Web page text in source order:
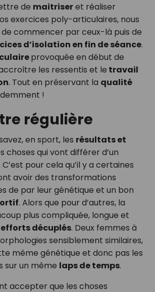
de maitriseret réaliser
exercices poly-articulaires, nous
de commencer par ceux-là puis de
d’isolation en fin de séance.
provoquée en début de
les ressentis et le travail
. Tout en préservant la qualité
!
régulière
en sport, les résultats et
choses qui vont différer d’un
C’est pour cela qu’il y a certaines
avoir des transformations
de par leur génétique et un bon
. Alors que pour d’autres, la
plus compliquée, longue et
efforts décuplés. Deux femmes à
sensiblement similaires,
même génétique et donc pas les
sur un même laps de temps.
accepter que les choses